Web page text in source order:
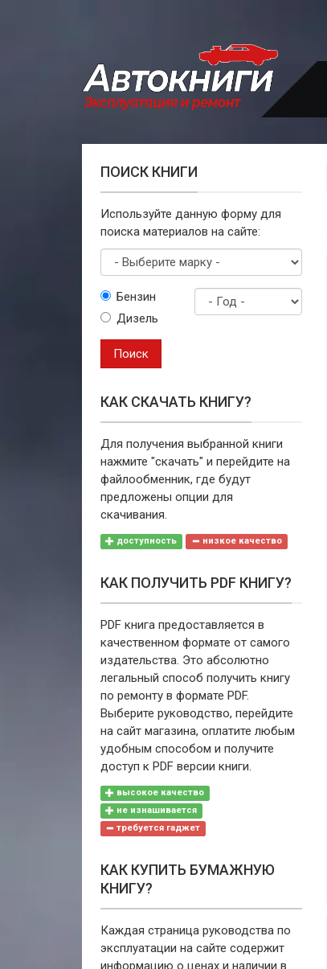
ПОИСК КНИГИ
Используйте данную форму для
поиска материалов на сайте:
маркуБензин
Дизель
Поиск
КАК СКАЧАТЬ КНИГУ?
Для получения выбранной книги
нажмите "скачать" и перейдите на
файлообменник, где будут
предложены опции для
скачивания.
доступность низкое качество
КАК ПОЛУЧИТЬ PDF КНИГУ?
PDF книга предоставляется в
качественном формате от самого
издательства. Это абсолютно
легальный способ получить книгу
по ремонту в формате PDF.
Выберите руководство, перейдите
на сайт магазина, оплатите любым
удобным способом и получите
доступ к PDF версии книги.
высокое качество
не изнашивается
требуется гаджет
КАК КУПИТЬ БУМАЖНУЮ
КНИГУ?
Каждая страница руководства по
эксплуатации на сайте содержит
информацию о ценах и наличии в